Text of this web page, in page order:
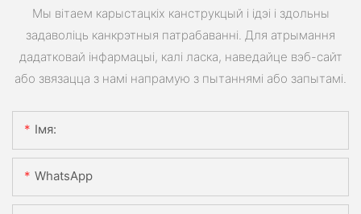
Мы вітаем карыстацкіх канструкцый і ідэі і здольны
задаволіць канкрэтныя патрабаванні. Для атрымання
дадатковай інфармацыі, калі ласка, наведайце вэб-сайт
або звязацца з намі напрамую з пытаннямі або запытамі.
Імя:
WhatsApp